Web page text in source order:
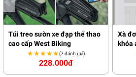
Túi treo sườn xe đạp thể thao
cao cấp West Biking
★★★★★
★★★★★(7 đánh giá)
228.000đ
Xà
khóa